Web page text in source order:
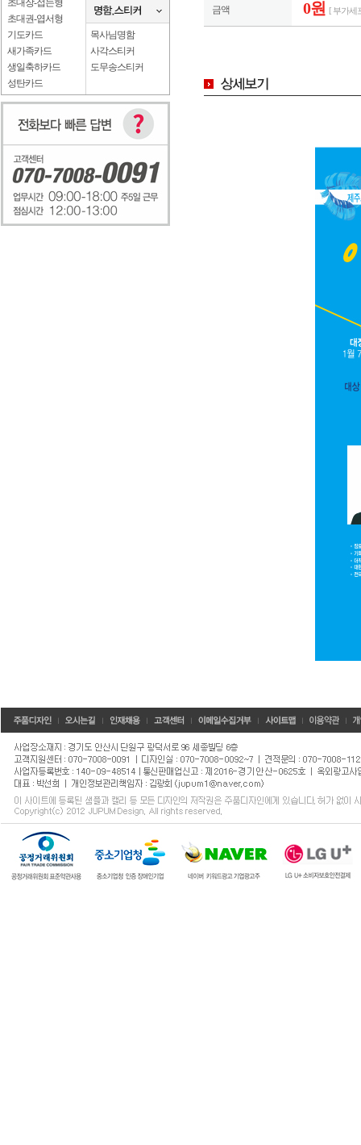
초대장-접는형
초대권-엽서형
기도카드
새가족카드
생일축하카드
성탄카드
목사님명함
사각스티커
도무송스티커
금액 0원 [ 부가세